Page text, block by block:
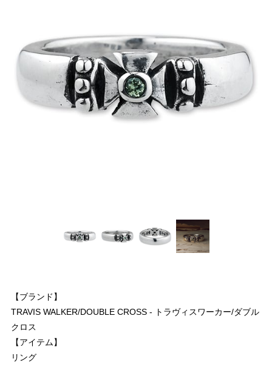
【ブランド】
TRAVIS WALKER/DOUBLE CROSS - トラヴィスワーカー/ダブル
クロス
【アイテム】
リング